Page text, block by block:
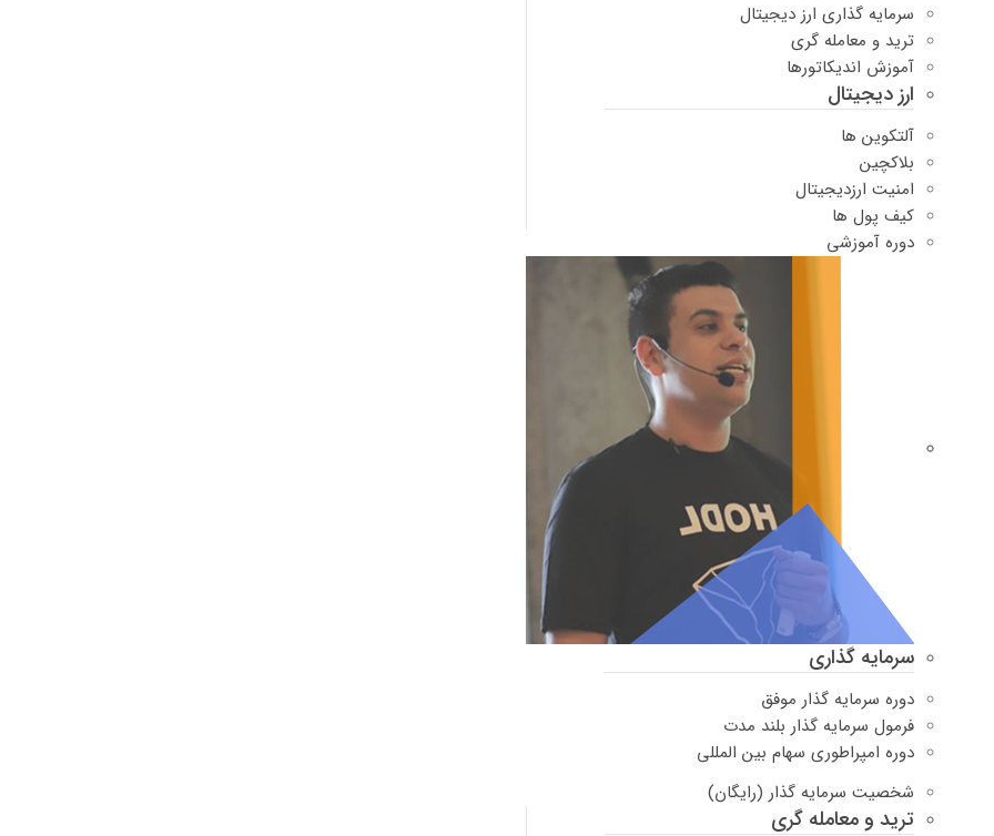
سرمایه گذاری ارز دیجیتال
ترید و معامله گری
آموزش اندیکاتورها
ارز دیجیتال
آلتکوین ها
بلاکچین
امنیت ارزدیجیتال
کیف پول ها
دوره‌ آموزشی
سرمایه گذاری
دوره سرمایه گذار موفق
فرمول سرمایه گذار بلند مدت
دوره امپراطوری سهام بین المللی
شخصیت سرمایه گذار (رایگان)
ترید و معامله گری